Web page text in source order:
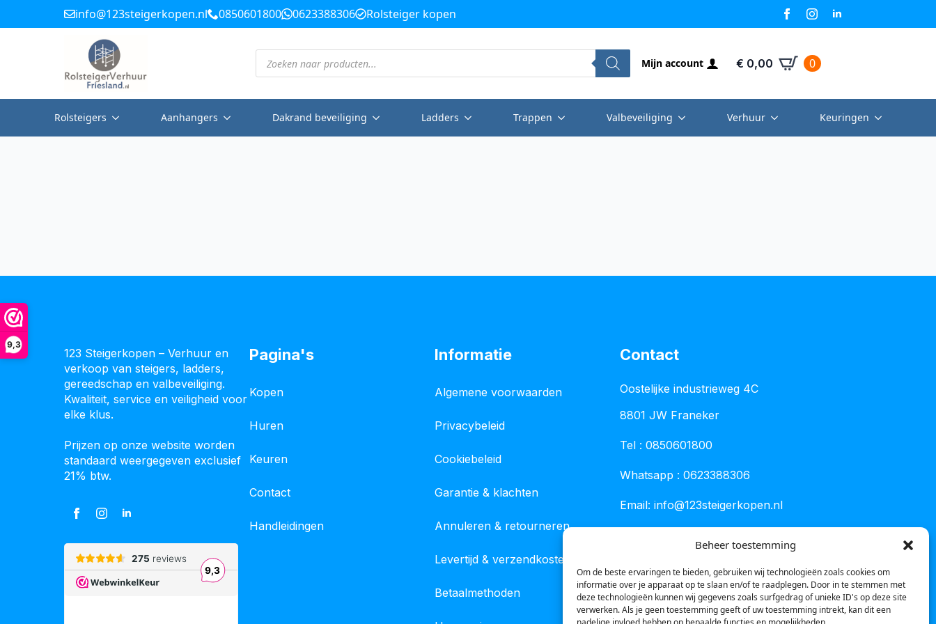
9,3
Beheer toestemming
Om de beste ervaringen te bieden, gebruiken wij technologieën zoals cookies om
informatie over je apparaat op te slaan en/of te raadplegen. Door in te stemmen met
deze technologieën kunnen wij gegevens zoals surfgedrag of unieke ID's op deze site
verwerken. Als je geen toestemming geeft of uw toestemming intrekt, kan dit een
info@123steigerkopen.nl 0850601800 0623388306 Rolsteiger kopen
Producten
zoeken Mijn account € 0,00 0
Rolsteigers Aanhangers Dakrand beveiliging Ladders Trappen Valbeveiliging Verhuur Keuringen
123 Steigerkopen – Verhuur en
verkoop van steigers, ladders,
gereedschap en valbeveiliging.
Kwaliteit, service en veiligheid voor
elke klus.
Prijzen op onze website worden
standaard weergegeven exclusief
21% btw.
Pagina's
Kopen
Huren
Keuren
Contact
Handleidingen
Informatie
Algemene voorwaarden
Privacybeleid
Cookiebeleid
Garantie & klachten
Annuleren & retourneren
Levertijd & verzendkosten
Betaalmethoden
Contact
Oostelijke industrieweg 4C
8801 JW Franeker
Tel : 0850601800
Whatsapp : 0623388306
Email: info@123steigerkopen.nl